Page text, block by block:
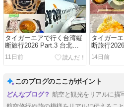
タイガーエアで行く台湾縦
断旅行2026 Part.3 台北編 /
Vol.3 IT202 台北→成田搭乗
記 ～Homee KITCHENとプ
ラザプレミアラウンジで旅
11日前
タイガー
断旅行
Vol.2 南機
の夜はロ
14日前
このブログのここがポイント
航空と観光をリアルに描